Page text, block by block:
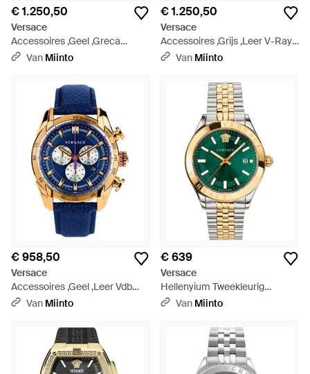
€ 1.250,50
Versace
Accessoires ,Geel ,Greca
Action Chronograph Horloge -
Van Miinto
€ 1.250,50
Versace
Accessoires ,Grijs ,Leer V-Ray
Chronograph - Metallic
Van Miinto
€ 958,50
Versace
Accessoires ,Geel ,Leer Vdb
030014 Horloge - Blauw
Van Miinto
€ 639
Versace
Hellenyium Tweekleurig
Horloge - Metallic
Van Miinto